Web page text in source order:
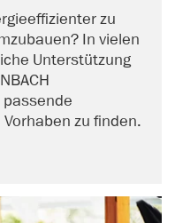
zu
In vielen
Unterstützung
zu finden.